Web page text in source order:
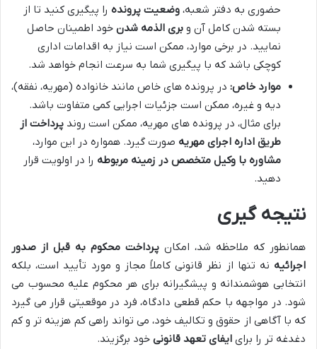
حضوری به دفتر شعبه، وضعیت پرونده را پیگیری کنید تا از
بسته شدن کامل آن و بری الذمه شدن خود اطمینان حاصل
نمایید. در برخی موارد، ممکن است نیاز به اقدامات اداری
کوچکی باشد که با پیگیری شما به سرعت انجام خواهد شد.
موارد خاص: در پرونده های خاص مانند خانواده (مهریه، نفقه)،
دیه و غیره، ممکن است جزئیات اجرایی کمی متفاوت باشد.
برای مثال، در پرونده های مهریه، ممکن است روند پرداخت از
طریق اداره اجرای مهریه صورت گیرد. همواره در این موارد،
مشاوره با وکیل متخصص در زمینه مربوطه را در اولویت قرار
دهید.
نتیجه گیری
همانطور که ملاحظه شد، امکان پرداخت محکوم به قبل از صدور
اجرائیه نه تنها از نظر قانونی کاملاً مجاز و مورد تأیید است، بلکه
انتخابی هوشمندانه و پیشگیرانه برای هر محکوم علیه محسوب می
شود. در مواجهه با حکم قطعی دادگاه، فرد در موقعیتی قرار می گیرد
که با آگاهی از حقوق و تکالیف خود، می تواند راهی کم هزینه تر و کم
دغدغه تر را برای ایفای تعهد قانونی خود برگزیند.